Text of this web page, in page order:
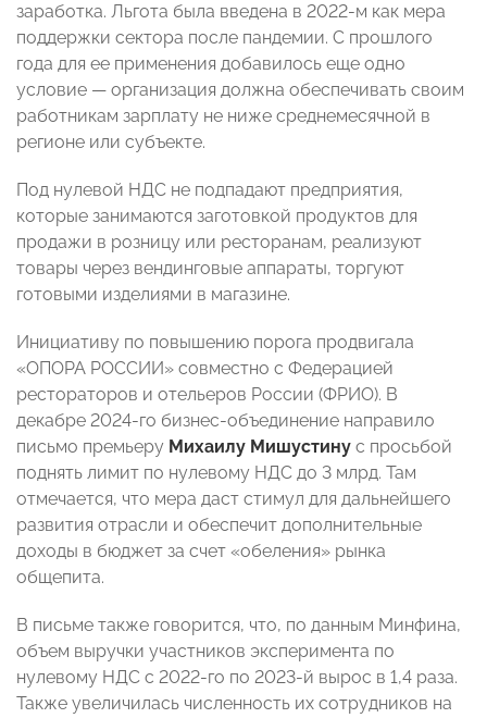
заработка. Льгота была введена в 2022-м как мера
поддержки сектора после пандемии. С прошлого
года для ее применения добавилось еще одно
условие — организация должна обеспечивать своим
работникам зарплату не ниже среднемесячной в
регионе или субъекте.
Под нулевой НДС не подпадают предприятия,
которые занимаются заготовкой продуктов для
продажи в розницу или ресторанам, реализуют
товары через вендинговые аппараты, торгуют
готовыми изделиями в магазине.
Инициативу по повышению порога продвигала
«ОПОРА РОССИИ» совместно с Федерацией
рестораторов и отельеров России (ФРИО). В
декабре 2024-го бизнес-объединение направило
письмо премьеру Михаилу Мишустину с просьбой
поднять лимит по нулевому НДС до 3 млрд. Там
отмечается, что мера даст стимул для дальнейшего
развития отрасли и обеспечит дополнительные
доходы в бюджет за счет «обеления» рынка
общепита.
В письме также говорится, что, по данным Минфина,
объем выручки участников эксперимента по
нулевому НДС с 2022-го по 2023-й вырос в 1,4 раза.
Также увеличилась численность их сотрудников на